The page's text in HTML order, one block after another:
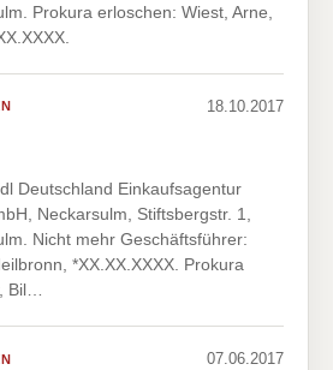
Prokura erloschen: Wiest, Arne,
18.10.2017
Deutschland Einkaufsagentur
Neckarsulm, Stiftsbergstr. 1,
Nicht mehr Geschäftsführer:
*XX.XX.XXXX. Prokura
Bil…
07.06.2017